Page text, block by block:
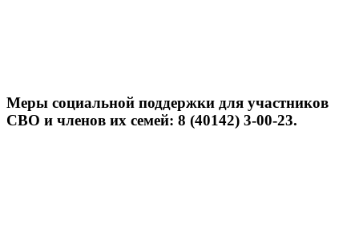
Меры социальной поддержки для участников
СВО и членов их семей: 8 (40142) 3-00-23.